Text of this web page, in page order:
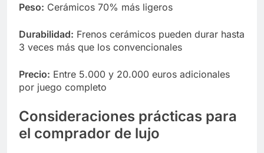
Peso: Cerámicos 70% más ligeros
Durabilidad: Frenos cerámicos pueden durar hasta
3 veces más que los convencionales
Precio: Entre 5.000 y 20.000 euros adicionales
por juego completo
Consideraciones prácticas para
el comprador de lujo